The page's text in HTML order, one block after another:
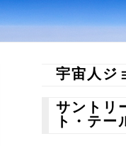
宇宙人ジ
サントリ
ト・テー